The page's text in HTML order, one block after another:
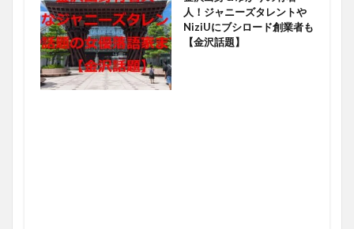
人！ジャニーズタレントや
NiziUにブシロード創業者も
【金沢話題】